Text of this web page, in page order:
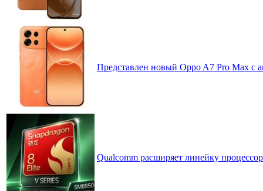
Представлен новый Oppo A7 Pro Max с
Qualcomm расширяет линейку